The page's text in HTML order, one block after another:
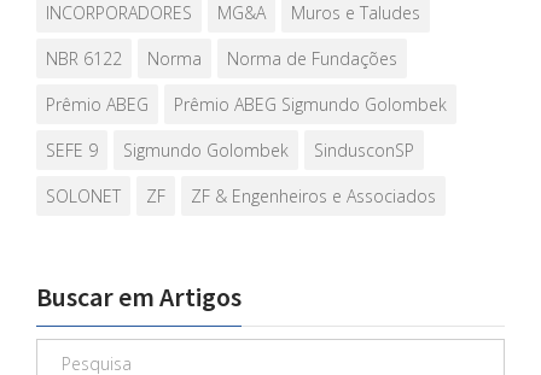
INCORPORADORES
MG&A
Muros e Taludes
NBR 6122
Norma
Norma de Fundações
Prêmio ABEG
Prêmio ABEG Sigmundo Golombek
SEFE 9
Sigmundo Golombek
SindusconSP
SOLONET
ZF ZF & Engenheiros e Associados
Buscar em Artigos